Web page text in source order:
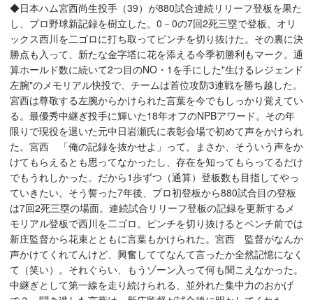
◆日本ハム宮西尚生投手（39）が880試合連続リリーフ登板を果た
し、プロ野球新記録を樹立した。0－0の7回2死三塁で登板。オリ
ックス西川を二ゴロに打ち取ってピンチを切り抜けた。その裏に決
勝点も入って、新たな金字塔に花を添える今季初勝利もマーク。通
算ホールド数に続いて2つ目のNO・1を手にした"生けるレジェンド
左腕"のメモリアル快投で、チームは首位攻防3連戦を勝ち越した。
宮西は尊敬する左腕からかけられた言葉を今でもしっかり覚えてい
る。最優秀中継ぎ投手に輝いた18年オフのNPBアワード。その年
限りで現役を退いた元中日岩瀬氏に表彰会場で初めて声をかけられ
た。宮西 「俺の記録を抜かせよ」って。まさか、そういう声をか
けてもらえるとも思ってなかったし、存在を知ってもらってるだけ
でもうれしかった。だから1歩ずつ（通算）登板数も目指してやっ
ていきたい。そう誓った7年後、プロ初登板から880試合目の登板
は7回2死三塁の場面。連続試合リリーフ登板の記録を更新するメ
モリアル登板で西川を二ゴロ。ピンチを切り抜けるとベンチ前では
新庄監督から花束とともに言葉もかけられた。宮西 監督がなんか
声かけてくれてんけど、興奮しててなんて言ったか全然記憶になく
て（笑い）。それぐらい、もうゾーン入って何も聞こえなかった。
中継ぎとして第一線を走り続けられる、並外れた集中力のおかげ